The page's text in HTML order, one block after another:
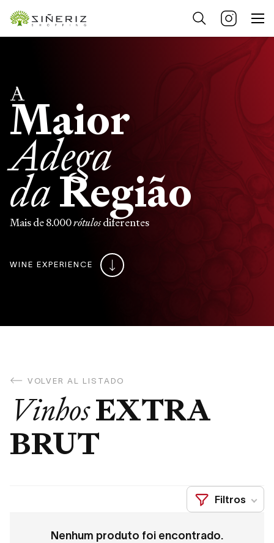
A
Maior
Adega
daRegião
Mais de 8.000rótulosdiferentes
WINE EXPERIENCE
VOLVER AL LISTADO
VinhosEXTRA
BRUT
Filtros
Nenhum produto foi encontrado.